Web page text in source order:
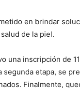
en brindar
de la piel.
una inscripción de
segunda etapa, se
Finalmente,